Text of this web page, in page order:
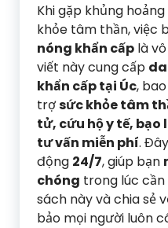
Khi gặp khủng
khỏe tâm thần, việc
nóng khẩn cấp là
viết này cung cấp
khẩn cấp tại Úc,
trợsức khỏe tâm
tử, cứu hộ y tế, bạo
tư vấn miễn phí.
động 24/7, giúp bạn
chóng trong lúc cần
sách này và chia sẻ
bảo mọi người luôn